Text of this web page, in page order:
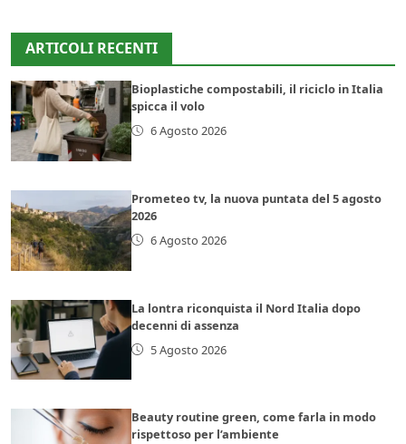
ARTICOLI RECENTI
Bioplastiche compostabili, il riciclo in Italia
spicca il volo
6 Agosto 2026
Prometeo tv, la nuova puntata del 5 agosto
2026
6 Agosto 2026
La lontra riconquista il Nord Italia dopo
decenni di assenza
5 Agosto 2026
Beauty routine green, come farla in modo
rispettoso per l’ambiente